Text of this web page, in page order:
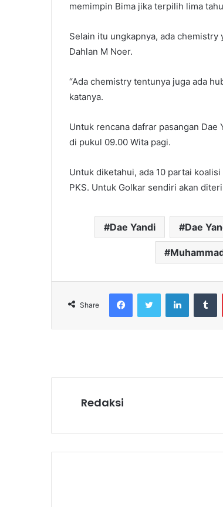
memimpin Bima jika terpilih lima
Selain itu ungkapnya, ada
Dahlan M Noer.
“Ada chemistry tentunya juga ada
katanya.
Untuk rencana dafrar pasangan
di pukul 09.00 Wita pagi.
Untuk diketahui, ada 10 partai
PKS. Untuk Golkar sendiri akan
Dae Yandi Dae
Share
FacebookTwitter LinkedIn
Redaksi